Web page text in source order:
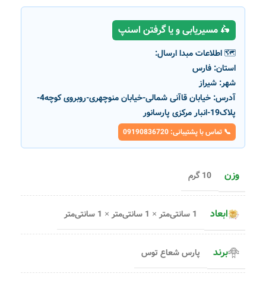
🛵 مسیریابی و یا گرفتن اسنپ
🗺️ اطلاعات مبدا ارسال:
استان: فارس
شهر: شیراز
آدرس:
خیابان قاآنی شمالی-خیابان منوچهری-روبروی کوچه4-
پلاک19-انبار مرکزی پارسانور
📞 تماس با پشتیبانی: 09190836720
وزن 10 گرم
ابعاد 1 سانتی‌متر × 1 سانتی‌متر × 1 سانتی‌متر
برند پارس شعاع توس